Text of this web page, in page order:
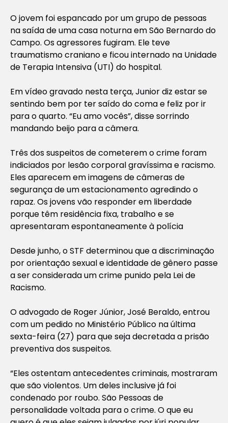
O jovem foi espancado por um grupo de pessoas
na saída de uma casa noturna em São Bernardo do
Campo. Os agressores fugiram. Ele teve
traumatismo craniano e ficou internado na Unidade
de Terapia Intensiva (UTI) do hospital.
Em vídeo gravado nesta terça, Junior diz estar se
sentindo bem por ter saído do coma e feliz por ir
para o quarto. “Eu amo vocês”, disse sorrindo
mandando beijo para a câmera.
Três dos suspeitos de cometerem o crime foram
indiciados por lesão corporal gravíssima e racismo.
Eles aparecem em imagens de câmeras de
segurança de um estacionamento agredindo o
rapaz. Os jovens vão responder em liberdade
porque têm residência fixa, trabalho e se
apresentaram espontaneamente à polícia
Desde junho, o STF determinou que a discriminação
por orientação sexual e identidade de gênero passe
a ser considerada um crime punido pela Lei de
Racismo.
O advogado de Roger Júnior, José Beraldo, entrou
com um pedido no Ministério Público na última
sexta-feira (27) para que seja decretada a prisão
preventiva dos suspeitos.
“Eles ostentam antecedentes criminais, mostraram
que são violentos. Um deles inclusive já foi
condenado por roubo. São Pessoas de
personalidade voltada para o crime. O que eu